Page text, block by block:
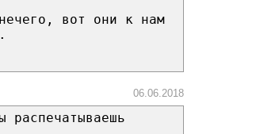
вот они к нам
06.06.2018
распечатываешь